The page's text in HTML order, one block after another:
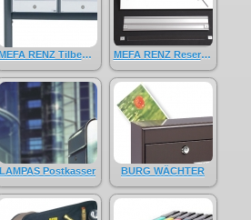
MEFA RENZ Tilbehør MEFA RENZ Reservedele
LAMPAS Postkasser BURG WÄCHTER